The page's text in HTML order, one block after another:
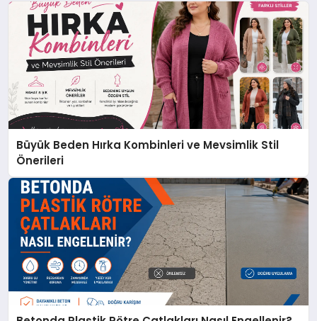
Büyük Beden Hırka Kombinleri ve Mevsimlik Stil
Önerileri